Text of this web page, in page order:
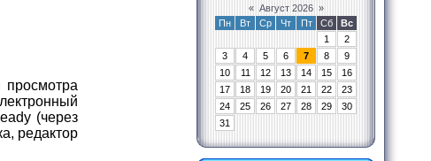
(через
редактор
« Август 2026 »
Пн
Вт Ср Чт Пт Сб
Вс
1
2
3
4 5 6 7 8
9
10
11 12 13 14 15
16
17
18 19 20 21 22
23
24
25 26 27 28 29
30
31